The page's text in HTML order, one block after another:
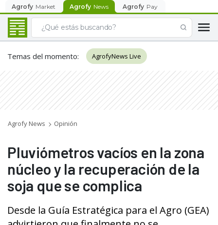
Agrofy Market Agrofy News Agrofy Pay
Temas del momento: AgrofyNews Live
Agrofy News Opinión
Pluviómetros vacíos en la zona
núcleo y la recuperación de la
soja que se complica
Desde la Guía Estratégica para el Agro (GEA)